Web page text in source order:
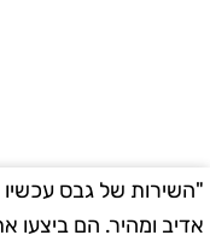
"השירות של גבס עכשיו
אדיב ומהיר. הם ביצעו